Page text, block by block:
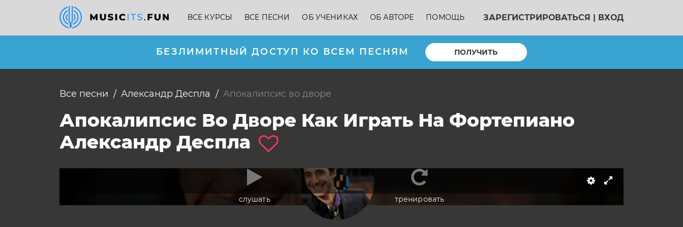
ВСЕ КУРСЫ ВСЕ ПЕСНИ ОБ УЧЕНИКАХ ОБ АВТОРЕ ПОМОЩЬ ЗАРЕГИСТРИРОВАТЬСЯ | ВХОД
БЕЗЛИМИТНЫЙ ДОСТУП КО ВСЕМ ПЕСНЯМ ПОЛУЧИТЬ
Все песни Александр Деспла Апокалипсис во дворе
Апокалипсис Во Дворе Как Играть На Фортепиано
Александр Деспла
слушать тренировать